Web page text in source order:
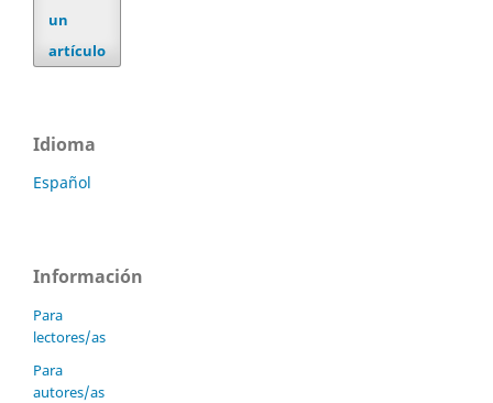
un
artículo
Idioma
Español
Información
Para
lectores/as
Para
autores/as